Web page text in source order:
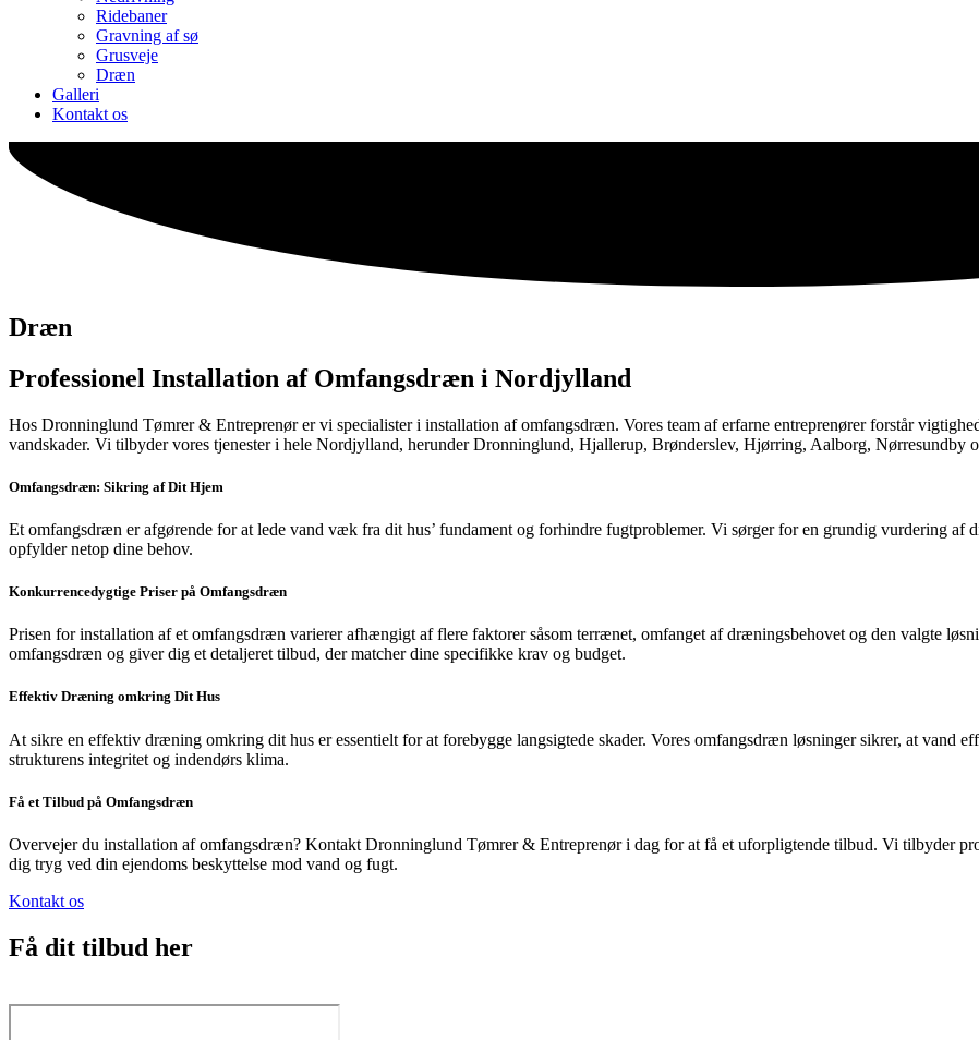
Ridebaner
Gravning af sø
Grusveje
Dræn
Galleri
Kontakt os
Dræn
Professionel Installation af Omfangsdræn i Nordjylland
Hos Dronninglund Tømrer & Entreprenør er vi specialister i installation af omfangsdræn. Vores team af erfarne entreprenører forstår
vandskader. Vi tilbyder vores tjenester i hele Nordjylland, herunder Dronninglund, Hjallerup, Brønderslev, Hjørring, Aalborg, Nørresundby
Omfangsdræn: Sikring af Dit Hjem
Et omfangsdræn er afgørende for at lede vand væk fra dit hus’ fundament og forhindre fugtproblemer. Vi sørger for en grundig vurdering af
opfylder netop dine behov.
Konkurrencedygtige Priser på Omfangsdræn
Prisen for installation af et omfangsdræn varierer afhængigt af flere faktorer såsom terrænet, omfanget af dræningsbehovet og den valgte
omfangsdræn og giver dig et detaljeret tilbud, der matcher dine specifikke krav og budget.
Effektiv Dræning omkring Dit Hus
At sikre en effektiv dræning omkring dit hus er essentielt for at forebygge langsigtede skader. Vores omfangsdræn løsninger sikrer, at vand
strukturens integritet og indendørs klima.
Få et Tilbud på Omfangsdræn
Overvejer du installation af omfangsdræn? Kontakt Dronninglund Tømrer & Entreprenør i dag for at få et uforpligtende tilbud. Vi tilbyder
dig tryg ved din ejendoms beskyttelse mod vand og fugt.
Kontakt os
Få dit tilbud her